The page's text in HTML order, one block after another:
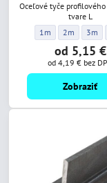
Oceľové tyče
tvare L
Tyč prierez L 50/50/
1m Tyč prierez
2m Tyč
3m
od 5,15 €
od 4,19 € bez
Zobraziť